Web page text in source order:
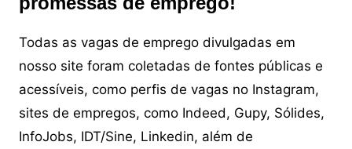
Todas as vagas de emprego divulgadas em
nosso site foram coletadas de fontes públicas e
acessíveis, como perfis de vagas no Instagram,
sites de empregos, como Indeed, Gupy, Sólides,
InfoJobs, IDT/Sine, Linkedin, além de